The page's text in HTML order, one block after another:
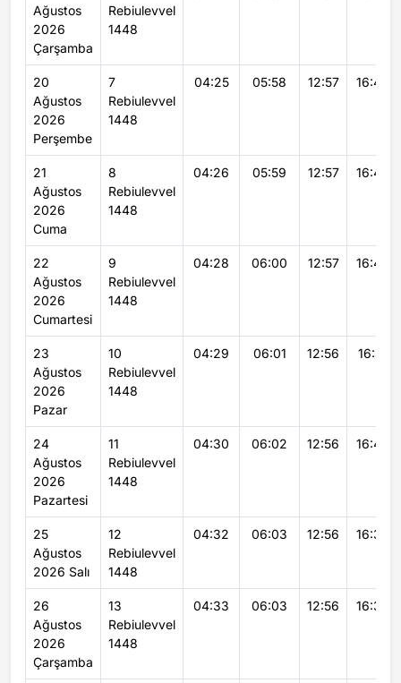
Ağustos
2026
Çarşamba
Rebiulevvel
1448
20
Ağustos
2026
Perşembe
7
Rebiulevvel
1448
04:25 05:58 12:57 16:43
21
Ağustos
2026
Cuma
8
Rebiulevvel
1448
04:26 05:59 12:57 16:42
22
Ağustos
2026
Cumartesi
9
Rebiulevvel
1448
04:28 06:00 12:57 16:42
23
Ağustos
2026
Pazar
10
Rebiulevvel
1448
04:29 06:01 12:56 16:41
24
Ağustos
2026
Pazartesi
11
Rebiulevvel
1448
04:30 06:02 12:56 16:40
25
Ağustos
2026 Salı
12
Rebiulevvel
1448
04:32 06:03 12:56 16:39
26
Ağustos
2026
Çarşamba
13
Rebiulevvel
1448
04:33 06:03 12:56 16:39